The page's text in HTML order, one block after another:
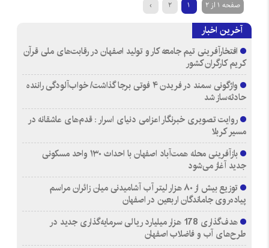
صفحه 1 از 2 1
2
›
آخرین اخبار
افتخارآفرینی تیم جامعه کار و تولید اصفهان در رقابت‌های ملی قرآن
کریم کارگران کشور
واژگونی سمند در فریدن ۴ فوتی برجا گذاشت/ خواب‌آلودگی راننده
حادثه‌ساز شد
روایت تصویری خبرنگار اعزامی دنیای اسرار : قدم‌های عاشقانه در
مسیر کربلا
بازآفرینی محله همت‌آباد اصفهان با احداث ۱۳۰ واحد مسکونی
جدید آغاز می‌شود
توزیع بیش از ۸۰ هزار لیتر آب آشامیدنی میان زائران مراسم
پیاده‌روی جاماندگان اربعین در اصفهان
هدف‌گذاری 178 هزار میلیارد ریالی سرمایه‌گذاری جدید در
طرح‌های آب و فاضلاب اصفهان